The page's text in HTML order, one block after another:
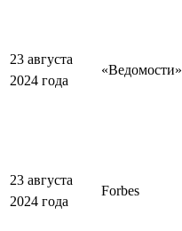
23 августа
2024 года
«Ведомости»
23 августа
2024 года
Forbes